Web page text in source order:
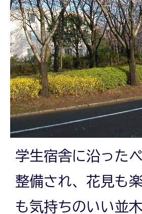
学生宿舎に沿った
整備され、花見も
も気持ちのいい並